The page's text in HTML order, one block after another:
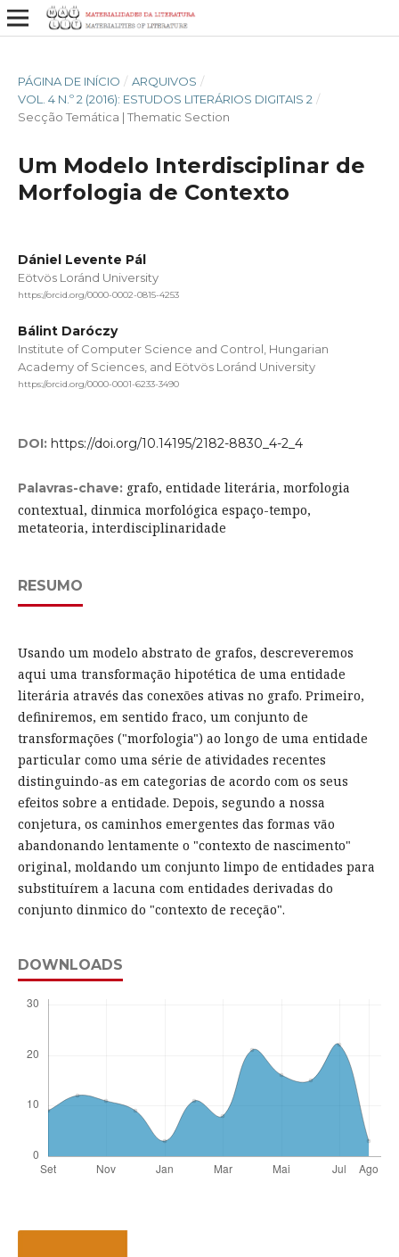
PÁGINA DE INÍCIO / ARQUIVOS /
VOL. 4 N.º 2 (2016): ESTUDOS LITERÁRIOS DIGITAIS 2 /
Secção Temática | Thematic Section
Um Modelo Interdisciplinar de
Morfologia de Contexto
Dániel Levente Pál
Eötvös Loránd University
https://orcid.org/0000-0002-0815-4253
Bálint Daróczy
Institute of Computer Science and Control, Hungarian
Academy of Sciences, and Eötvös Loránd University
https://orcid.org/0000-0001-6233-3490
DOI: https://doi.org/10.14195/2182-8830_4-2_4
Palavras-chave: grafo, entidade literária, morfologia
contextual, dinmica morfológica espaço-tempo,
metateoria, interdisciplinaridade
RESUMO
Usando um modelo abstrato de grafos, descreveremos
aqui uma transformação hipotética de uma entidade
literária através das conexões ativas no grafo. Primeiro,
definiremos, em sentido fraco, um conjunto de
transformações ("morfologia") ao longo de uma entidade
particular como uma série de atividades recentes
distinguindo-as em categorias de acordo com os seus
efeitos sobre a entidade. Depois, segundo a nossa
conjetura, os caminhos emergentes das formas vão
abandonando lentamente o "contexto de nascimento"
original, moldando um conjunto limpo de entidades para
substituírem a lacuna com entidades derivadas do
conjunto dinmico do "contexto de receção".
DOWNLOADS